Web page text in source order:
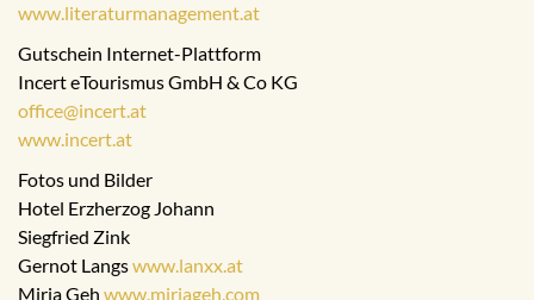
www.literaturmanagement.at
Gutschein Internet-Plattform
Incert eTourismus GmbH & Co KG
office@incert.at
www.incert.at
Fotos und Bilder
Hotel Erzherzog Johann
Siegfried Zink
Gernot Langswww.lanxx.at
Mirja Geh www.mirjageh.com